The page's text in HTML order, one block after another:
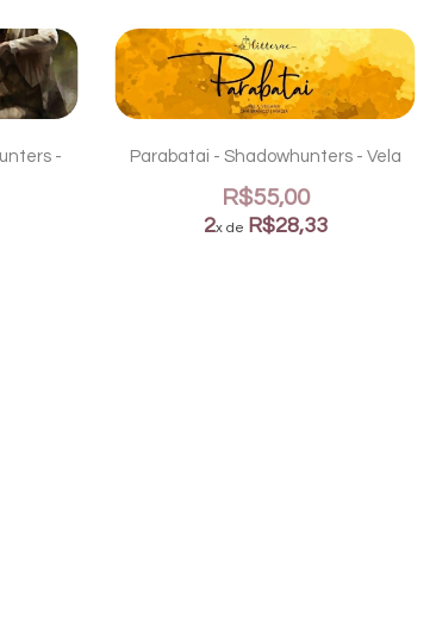
-
Parabatai - Shadowhunters - Vela
R$55,00
2x de R$28,33